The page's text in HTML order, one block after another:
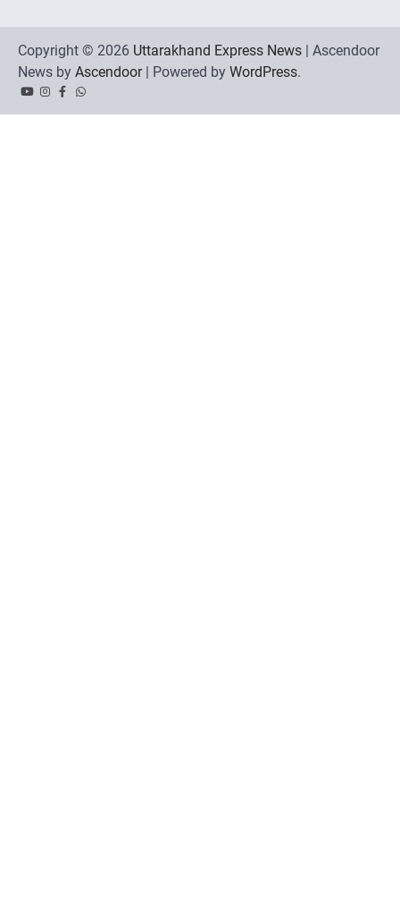
Copyright © 2026 Uttarakhand Express News | Ascendoor
News by Ascendoor| Powered by WordPress.
YouTubeInstagram
Facebook
Whatsapp